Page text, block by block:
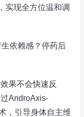
实现全方位温和调
依赖感？停药后
果不会快速反
AndroAxis-
，引导身体自主维